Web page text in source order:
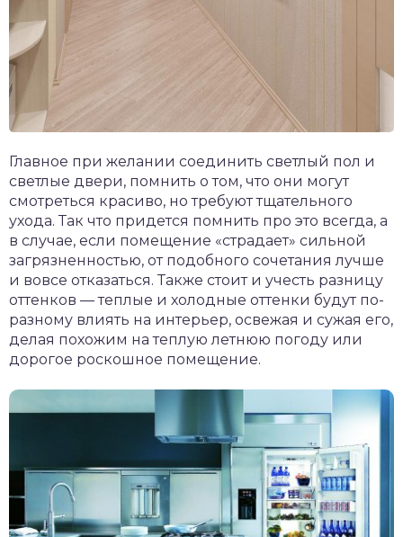
Главное при желании соединить светлый пол и
светлые двери, помнить о том, что они могут
смотреться красиво, но требуют тщательного
ухода. Так что придется помнить про это всегда, а
в случае, если помещение «страдает» сильной
загрязненностью, от подобного сочетания лучше
и вовсе отказаться. Также стоит и учесть разницу
оттенков — теплые и холодные оттенки будут по-
разному влиять на интерьер, освежая и сужая его,
делая похожим на теплую летнюю погоду или
дорогое роскошное помещение.